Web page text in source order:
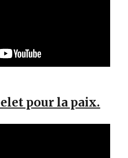
pour la paix.